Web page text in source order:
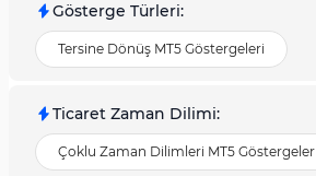
Gösterge Türleri:
Tersine Dönüş MT5 Göstergeleri
Ticaret Zaman Dilimi:
Çoklu Zaman Dilimleri MT5 Göstergeler